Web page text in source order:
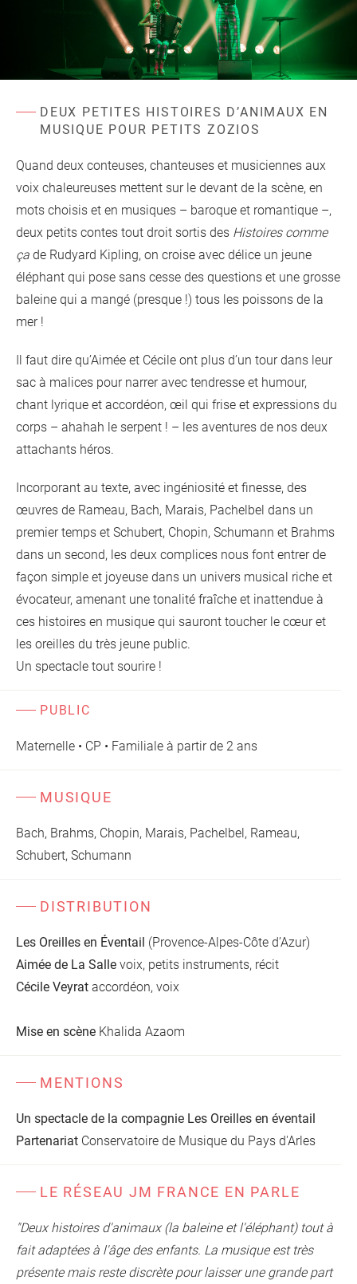
Les Étincelles
d'information
Ressources des spectacles
Livrets pédagogiques
Ressources adhérents
Présentation
Actualités
Réalisations
DEUX PETITES HISTOIRES D’ANIMAUX EN
MUSIQUE POUR PETITS ZOZIOS
Quand deux conteuses, chanteuses et musiciennes aux
voix chaleureuses mettent sur le devant de la scène, en
mots choisis et en musiques – baroque et romantique –,
deux petits contes tout droit sortis des Histoires comme
ça de Rudyard Kipling, on croise avec délice un jeune
éléphant qui pose sans cesse des questions et une grosse
baleine qui a mangé (presque !) tous les poissons de la
mer !
Il faut dire qu’Aimée et Cécile ont plus d’un tour dans leur
sac à malices pour narrer avec tendresse et humour,
chant lyrique et accordéon, œil qui frise et expressions du
corps – ahahah le serpent ! – les aventures de nos deux
attachants héros.
Incorporant au texte, avec ingéniosité et finesse, des
œuvres de Rameau, Bach, Marais, Pachelbel dans un
premier temps et Schubert, Chopin, Schumann et Brahms
dans un second, les deux complices nous font entrer de
façon simple et joyeuse dans un univers musical riche et
évocateur, amenant une tonalité fraîche et inattendue à
ces histoires en musique qui sauront toucher le cœur et
les oreilles du très jeune public.
Un spectacle tout sourire !
PUBLIC
Maternelle • CP • Familiale à partir de 2 ans
MUSIQUE
Bach, Brahms, Chopin, Marais, Pachelbel, Rameau,
Schubert, Schumann
DISTRIBUTION
Les Oreilles en Éventail (Provence-Alpes-Côte d’Azur)
Aimée de La Salle voix, petits instruments, récit
Cécile Veyrat accordéon, voix
Mise en scène Khalida Azaom
MENTIONS
Un spectacle de la compagnie Les Oreilles en éventail
Partenariat Conservatoire de Musique du Pays d'Arles
LE RÉSEAU JM FRANCE EN PARLE
"Deux histoires d'animaux (la baleine et l'éléphant) tout à
fait adaptées à l'âge des enfants. La musique est très
présente mais reste discrète pour laisser une grande part